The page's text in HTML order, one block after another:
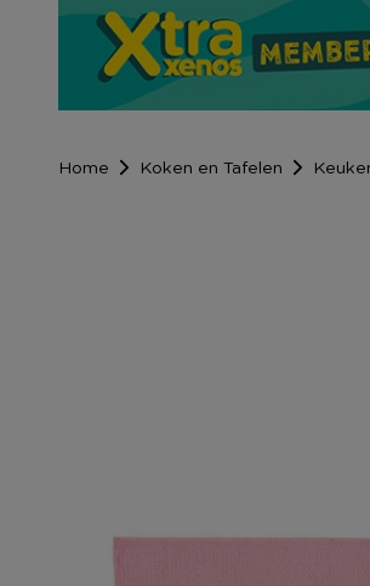
Home Koken en Tafelen